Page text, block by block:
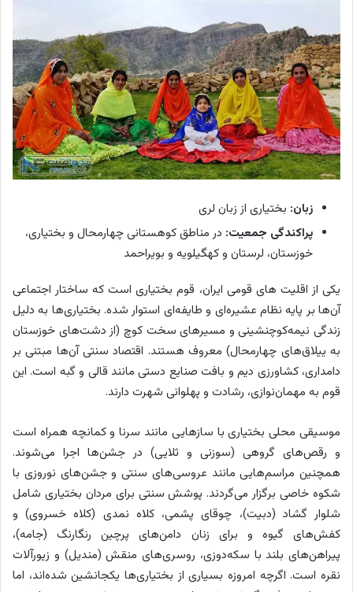
زبان: بختیاری از زبان لری
پراکندگی جمعیت: در مناطق کوهستانی چهارمحال و بختیاری،
خوزستان، لرستان و کهگیلویه و بویراحمد
یکی از اقلیت های قومی ایران، قوم بختیاری است که ساختار اجتماعی
آن‌ها بر پایه نظام عشیره‌ای و طایفه‌ای استوار شده. بختیاری‌ها به دلیل
زندگی نیمه‌کوچنشینی و مسیرهای سخت کوچ (از دشت‌های خوزستان
به ییلاق‌های چهارمحال) معروف هستند. اقتصاد سنتی آن‌ها مبتنی بر
دامداری، کشاورزی دیم و بافت صنایع دستی مانند قالی و گبه است. این
قوم به مهمان‌نوازی، رشادت و پهلوانی شهرت دارند.
موسیقی محلی بختیاری با سازهایی مانند سرنا و کمانچه همراه است
و رقص‌های گروهی (سوزنی و ثلایی) در جشن‌ها اجرا می‌شوند.
همچنین مراسم‌هایی مانند عروسی‌های سنتی و جشن‌های نوروزی با
شکوه خاصی برگزار می‌گردند. پوشش سنتی برای مردان بختیاری شامل
شلوار گشاد (دبیت)، چوقای پشمی، کلاه نمدی (کلاه خسروی) و
کفش‌های گیوه و برای زنان دامن‌های پرچین رنگارنگ (جامه)،
پیراهن‌های بلند با سکه‌دوزی، روسری‌های منقش (مندیل) و زیورآلات
نقره است. اگرچه امروزه بسیاری از بختیاری‌ها یکجانشین شده‌اند، اما